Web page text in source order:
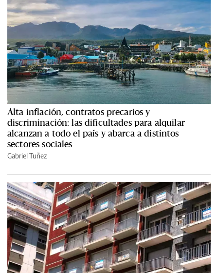
Alta inflación, contratos precarios y
discriminación: las dificultades para alquilar
alcanzan a todo el país y abarca a distintos
sectores sociales
Gabriel Tuñez